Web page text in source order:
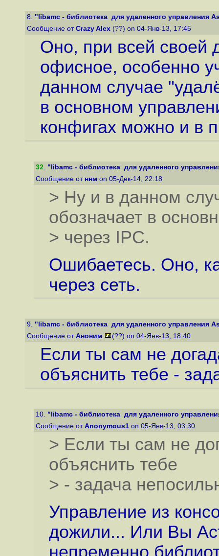
8. "libamc - библиотека для удаленного управления
Сообщение от Crazy Alex (??) on 04-Янв-13, 17:45
Оно, при всей своей
офисное, особенно
данном случае
в основном
конфигах можно и в
32. "libamc - библиотека для удаленного
Сообщение от ннм on 05-Дек-14, 22:18
> Ну и в данном
обозначает в
> через IPC.
Ошибаетесь. Оно,
через сеть.
9. "libamc - библиотека для удаленного управления
Сообщение от Аноним (??) on 04-Янв-13, 18:40
Если ты сам не
объяснить тебе -
10. "libamc - библиотека для удаленного
Сообщение от Anonymous1 on 05-Янв-13, 03:30
> Если ты сам не
объяснить тебе
> - задача
Управление из
дожили... Или Вы